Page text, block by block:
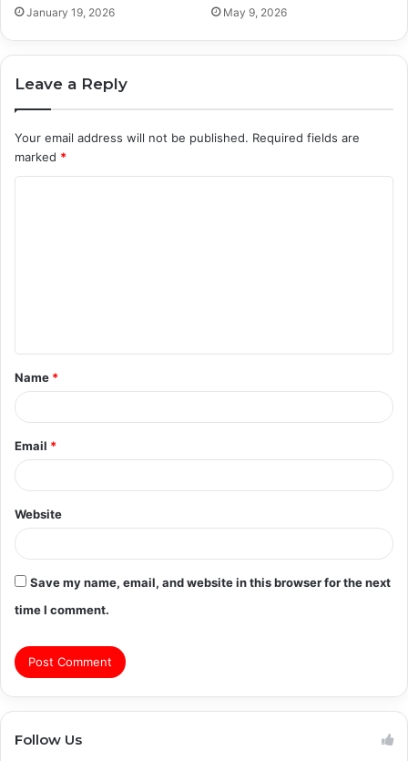
January 19, 2026 May 9, 2026
Leave a Reply
Your email address will not be published. Required fields are
marked *
t
*
Name *
Email *
Website
Save my name, email, and website in this browser for the next
time I comment.
Follow Us